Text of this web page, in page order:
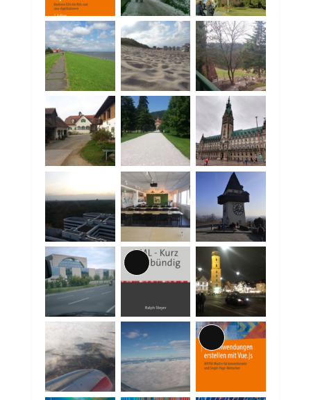
Lange
Beschreibung
Lange
Beschreibung